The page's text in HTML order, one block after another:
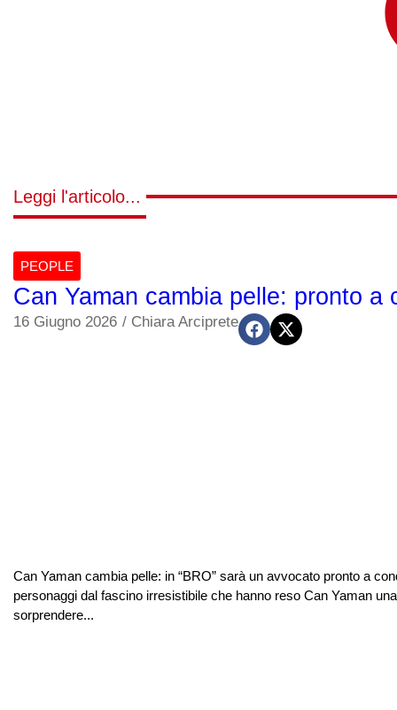
Leggi l'articolo...
PEOPLE
Can Yaman cambia pelle: pronto a
16 Giugno 2026 / Chiara Arciprete
Can Yaman cambia pelle: in “BRO” sarà un avvocato pronto a
personaggi dal fascino irresistibile che hanno reso Can Yaman
sorprendere...